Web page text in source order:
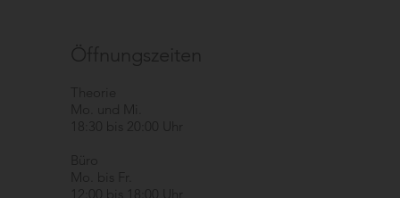
Öffnungszeiten
Theorie
Mo. und Mi.
18:30 bis 20:00 Uhr
Mo. bis Fr.
12:00 bis 18:00 Uhr